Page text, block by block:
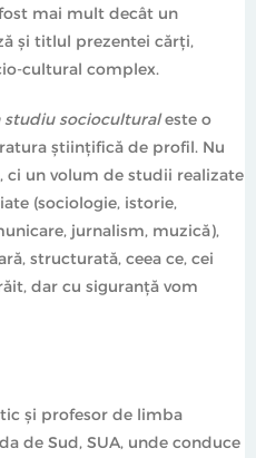
mai mult decât un
și titlul prezentei cărți,
cultural complex.
studiu socioculturaleste o
științifică de profil. Nu
ci un volum de studii realizate
(sociologie, istorie,
jurnalism, muzică),
structurată, ceea ce, cei
dar cu siguranță vom
și profesor de limba
de Sud, SUA, unde conduce